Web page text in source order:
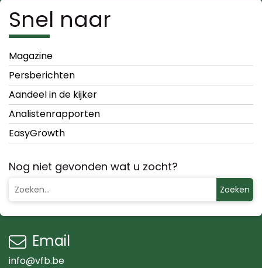
Snel naar
Magazine
Persberichten
Aandeel in de kijker
Analistenrapporten
EasyGrowth
Nog niet gevonden wat u zocht?
Zoeken
Email
info@vfb.be